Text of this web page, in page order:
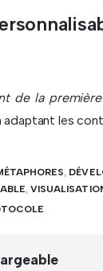
de la première
les
,
,